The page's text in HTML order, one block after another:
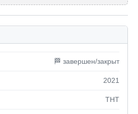
🏁 завершен/закрыт
2021
ТНТ